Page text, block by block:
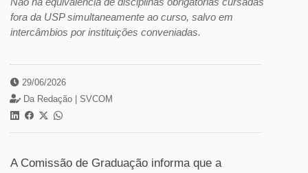
fora da USP simultaneamente ao curso, salvo em
intercâmbios por instituições conveniadas.
29/06/2026
Da Redação | SVCOM
A Comissão de Graduação informa que a